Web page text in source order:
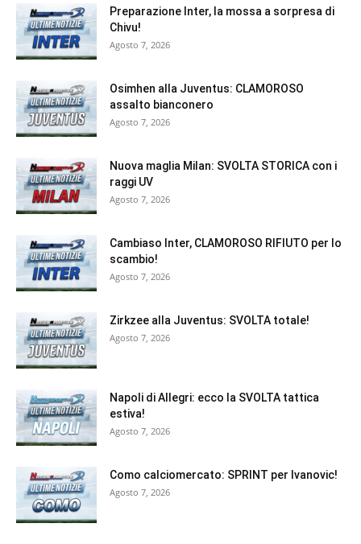
Preparazione Inter, la mossa a sorpresa di
Chivu!
Agosto 7, 2026
Osimhen alla Juventus: CLAMOROSO
assalto bianconero
Agosto 7, 2026
Nuova maglia Milan: SVOLTA STORICA con i
raggi UV
Agosto 7, 2026
Cambiaso Inter, CLAMOROSO RIFIUTO per lo
scambio!
Agosto 7, 2026
Zirkzee alla Juventus: SVOLTA totale!
Agosto 7, 2026
Napoli di Allegri: ecco la SVOLTA tattica
estiva!
Agosto 7, 2026
Como calciomercato: SPRINT per Ivanovic!
Agosto 7, 2026